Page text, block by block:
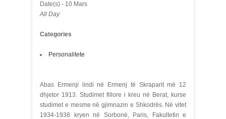
Date(s) - 10 Mars
All Day
Categories
Personalitete
Abas Ermenji lindi në Ermenj të Skraparit më 12
dhjetor 1913. Studimet fillore i kreu në Berat, kurse
studimet e mesme në gjimnazin e Shkodrës. Në vitet
1934-1938 kryen në Sorbonë, Paris, Fakultetin e